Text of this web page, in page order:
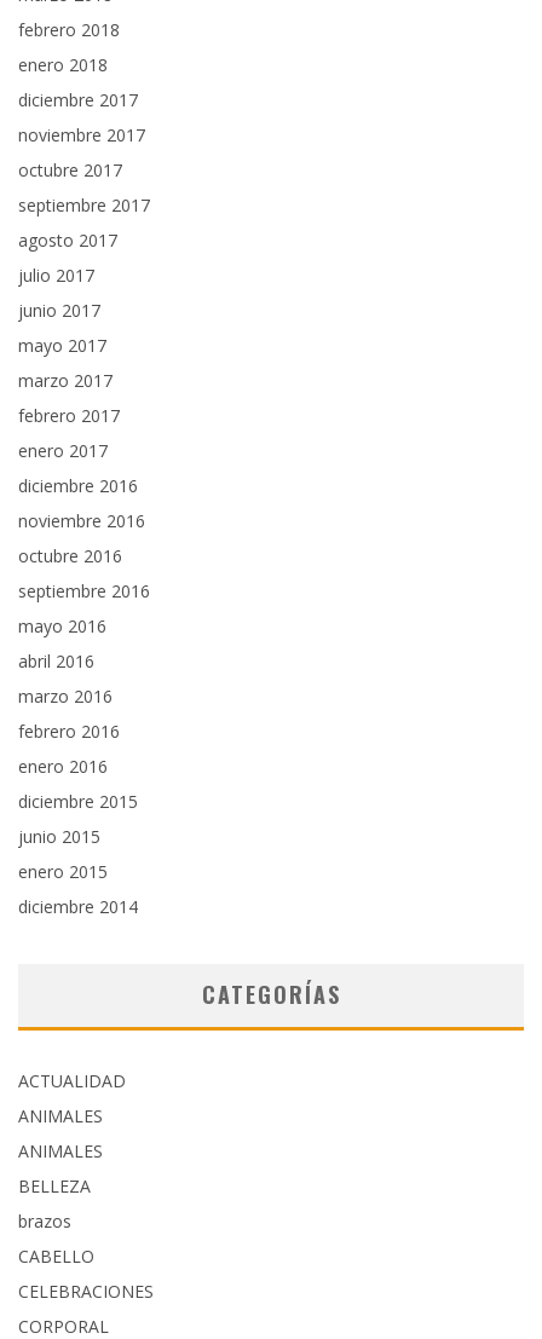
febrero 2018
enero 2018
diciembre 2017
noviembre 2017
octubre 2017
septiembre 2017
agosto 2017
julio 2017
junio 2017
mayo 2017
marzo 2017
febrero 2017
enero 2017
diciembre 2016
noviembre 2016
octubre 2016
septiembre 2016
mayo 2016
abril 2016
marzo 2016
febrero 2016
enero 2016
diciembre 2015
junio 2015
enero 2015
diciembre 2014
CATEGORÍAS
ACTUALIDAD
ANIMALES
ANIMALES
BELLEZA
brazos
CABELLO
CELEBRACIONES
CORPORAL